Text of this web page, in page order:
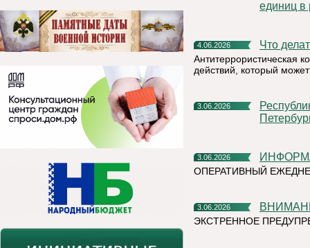
единиц в
4.06.2026 Что
Антитеррористическая
действий, который
3.06.2026
Республика Коми представит свой потенциал на XXIX
3.06.2026
ОПЕРАТИВНЫЙ
3.06.2026
ЭКСТРЕННОЕ